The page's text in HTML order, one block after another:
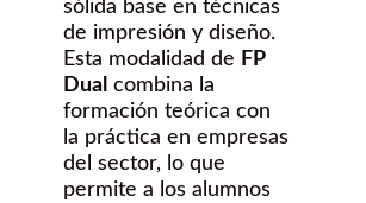
sólida base en técnicas
de impresión y diseño.
Esta modalidad de FP
Dual combina la
formación teórica con
la práctica en empresas
del sector, lo que
permite a los alumnos